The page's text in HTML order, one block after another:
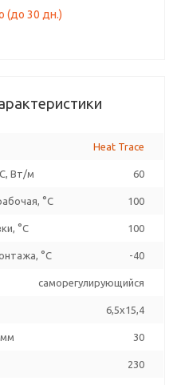
(до30 дн.)
Heat Trace
Вт/м 60
°C 100
°C 100
°C -40
саморегулирующийся
6,5x15,4
мм 30
230